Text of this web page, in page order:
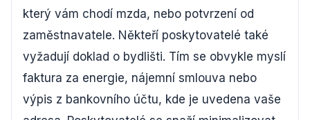
který vám chodí mzda, nebo potvrzení od
zaměstnavatele. Někteří poskytovatelé také
vyžadují doklad o bydlišti. Tím se obvykle myslí
faktura za energie, nájemní smlouva nebo
výpis z bankovního účtu, kde je uvedena vaše